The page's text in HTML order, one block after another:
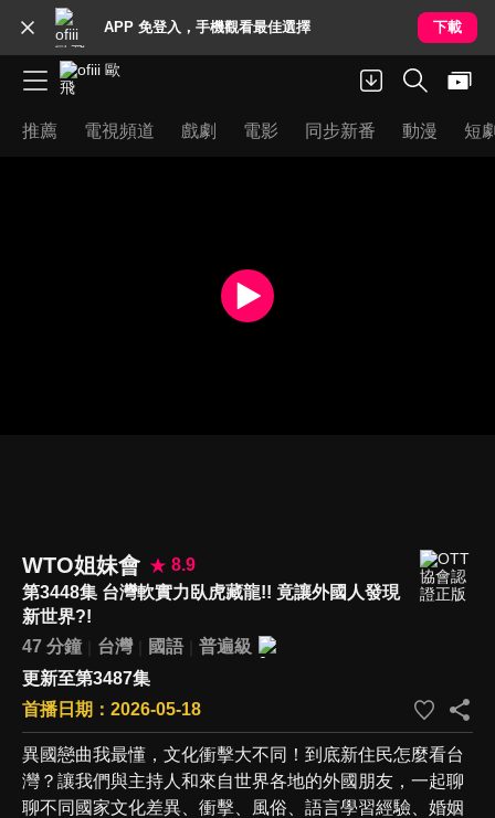
APP 免登入，手機觀看最佳選擇 下載
推薦 電視頻道 戲劇 電影 同步新番 動漫 短
WTO姐妹會
8.9
第3448集 台灣軟實力臥虎藏龍!! 竟讓外國人發現
新世界?!
47 分鐘
台灣 國語
普遍級
更新至第3487集
首播日期：2026-05-18
異國戀曲我最懂，文化衝擊大不同！到底新住民怎麼看台
灣？讓我們與主持人和來自世界各地的外國朋友，一起聊
聊不同國家文化差異、衝擊、風俗、語言學習經驗、婚姻